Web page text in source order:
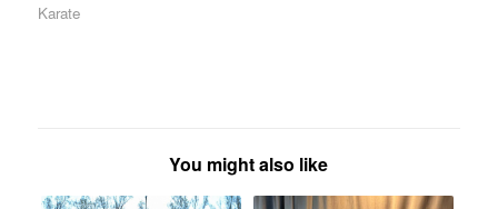
Karate
You might also like